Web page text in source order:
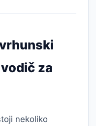
za
nekoliko